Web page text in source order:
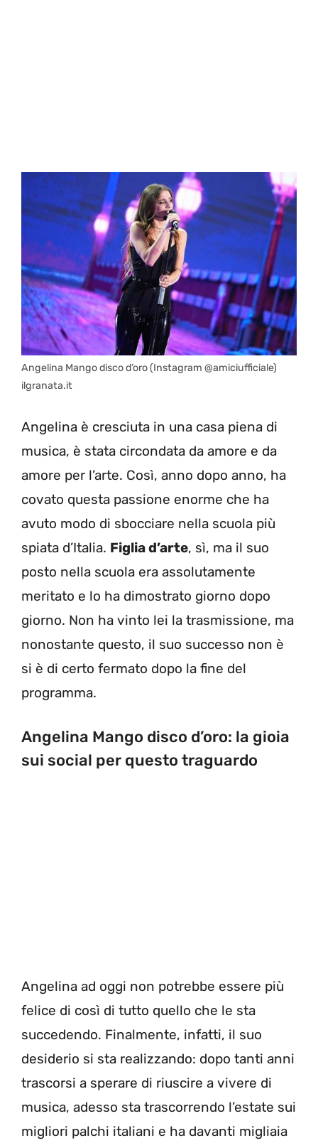
Angelina Mango disco d’oro (Instagram @amiciufficiale)
ilgranata.it
Angelina è cresciuta in una casa piena di
musica, è stata circondata da amore e da
amore per l’arte. Così, anno dopo anno, ha
covato questa passione enorme che ha
avuto modo di sbocciare nella scuola più
spiata d’Italia. Figlia d’arte, sì, ma il suo
posto nella scuola era assolutamente
meritato e lo ha dimostrato giorno dopo
giorno. Non ha vinto lei la trasmissione, ma
nonostante questo, il suo successo non è
si è di certo fermato dopo la fine del
programma.
Angelina Mango disco d’oro: la gioia
sui social per questo traguardo
Angelina ad oggi non potrebbe essere più
felice di così di tutto quello che le sta
succedendo. Finalmente, infatti, il suo
desiderio si sta realizzando: dopo tanti anni
trascorsi a sperare di riuscire a vivere di
musica, adesso sta trascorrendo l’estate sui
migliori palchi italiani e ha davanti migliaia